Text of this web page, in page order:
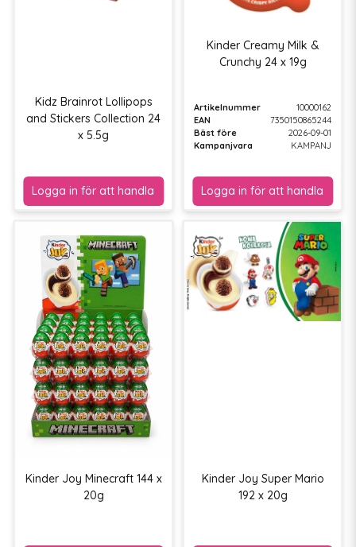
Kidz Brainrot Lollipops
and Stickers Collection 24
x 5.5g
Kinder Creamy Milk &
Crunchy 24 x 19g
Artikelnummer
10000162
EAN
7350150865244
Bäst före
2026-09-01
Kampanjvara
KAMPANJ
Kinder Joy Minecraft 144 x
20g
Kinder Joy Super Mario
192 x 20g